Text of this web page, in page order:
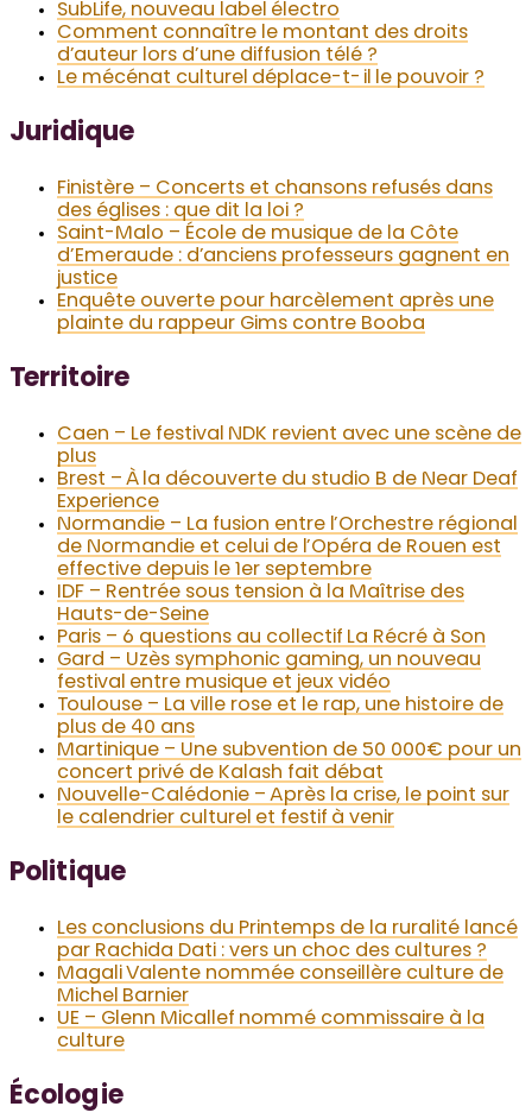
SubLife, nouveau label électro
Comment connaître le montant des droits
d’auteur lors d’une diffusion télé ?
Le mécénat culturel déplace-t-il le pouvoir ?
Juridique
Finistère – Concerts et chansons refusés dans
des églises : que dit la loi ?
Saint-Malo – École de musique de la Côte
d’Emeraude : d’anciens professeurs gagnent en
justice
Enquête ouverte pour harcèlement après une
plainte du rappeur Gims contre Booba
Territoire
Caen – Le festival NDK revient avec une scène de
plus
Brest – À la découverte du studio B de Near Deaf
Experience
Normandie – La fusion entre l’Orchestre régional
de Normandie et celui de l’Opéra de Rouen est
effective depuis le 1er septembre
IDF – Rentrée sous tension à la Maîtrise des
Hauts-de-Seine
Paris – 6 questions au collectif La Récré à Son
Gard – Uzès symphonic gaming, un nouveau
festival entre musique et jeux vidéo
Toulouse – La ville rose et le rap, une histoire de
plus de 40 ans
Martinique – Une subvention de 50 000€ pour un
concert privé de Kalash fait débat
Nouvelle-Calédonie – Après la crise, le point sur
le calendrier culturel et festif à venir
Politique
Les conclusions du Printemps de la ruralité lancé
par Rachida Dati : vers un choc des cultures ?
Magali Valente nommée conseillère culture de
Michel Barnier
UE – Glenn Micallef nommé commissaire à la
culture
Écologie